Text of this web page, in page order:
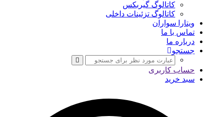
کاتالوگ گیربکس
کاتالوگ تزئینات داخلی
ویتارا سواران
تماس با ما
درباره ما
جستجو
حساب کاربری
سبد خرید